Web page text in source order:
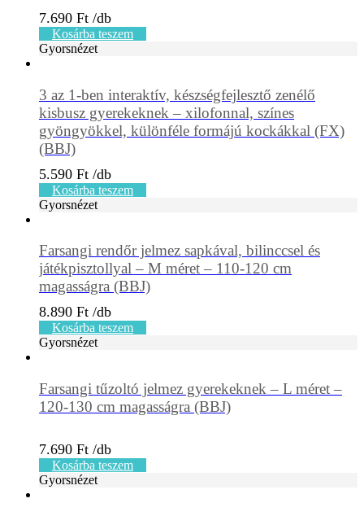
7.690 Ft
Kosárba teszem
Gyorsnézet
3 az 1-ben interaktív, készségfejlesztő zenélő
kisbusz gyerekeknek – xilofonnal, színes
gyöngyökkel, különféle formájú kockákkal (FX)
(BBJ)
5.590 Ft
Kosárba teszem
Gyorsnézet
Farsangi rendőr jelmez sapkával, bilinccsel és
játékpisztollyal – M méret – 110-120 cm
magasságra (BBJ)
8.890 Ft
Kosárba teszem
Gyorsnézet
Farsangi tűzoltó jelmez gyerekeknek – L méret –
120-130 cm magasságra (BBJ)
7.690 Ft
Kosárba teszem
Gyorsnézet